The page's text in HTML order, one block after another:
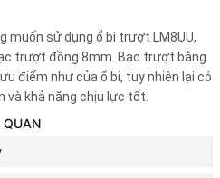
muốn sử dụng ổ bi trượt LM8UU,
trượt đồng 8mm. Bạc trượt bằng
điểm như của ổ bi, tuy nhiên lại có
và khả năng chịu lực tốt.
QUAN